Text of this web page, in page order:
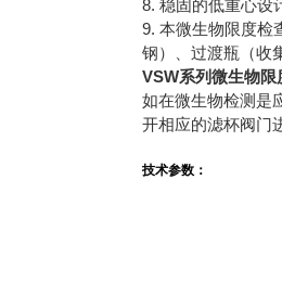
8. 稳固的低重心设
9. 本微生物限度检
钢）、过渡瓶（收
VSW系列微生物
如在微生物检测是
开相应的滤杯阀门
技术参数：